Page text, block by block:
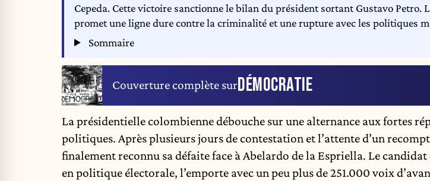
Cepeda. Cette victoire sanctionne le bilan du président sortant Gustavo Petro.
promet une ligne dure contre la criminalité et une rupture avec les politiques
Sommaire
Couverture complète surDÉMOCRATIE
La présidentielle colombienne débouche sur une alternance aux fortes
politiques. Après plusieurs jours de contestation et l’attente d’un
finalement reconnu sa défaite face à Abelardo de la Espriella. Le
en politique électorale, l’emporte avec un peu plus de 251.000 voix